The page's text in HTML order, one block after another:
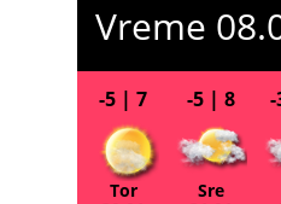
Vreme
-5 | 7
Tor
-5 | 8
Sre